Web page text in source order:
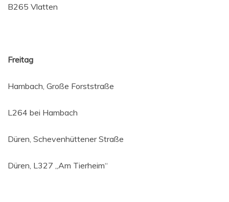
B265 Vlat­ten
Frei­tag
Ham­bach, Gro­ße Forststraße
L264 bei Hambach
Düren, Sche­ven­hüt­te­ner Straße
Düren, L327 „Am Tierheim“